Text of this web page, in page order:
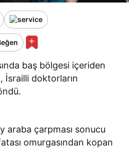
baş bölgesi içeriden
İsrailli doktorların
araba çarpması sonucu
omurgasından kopan